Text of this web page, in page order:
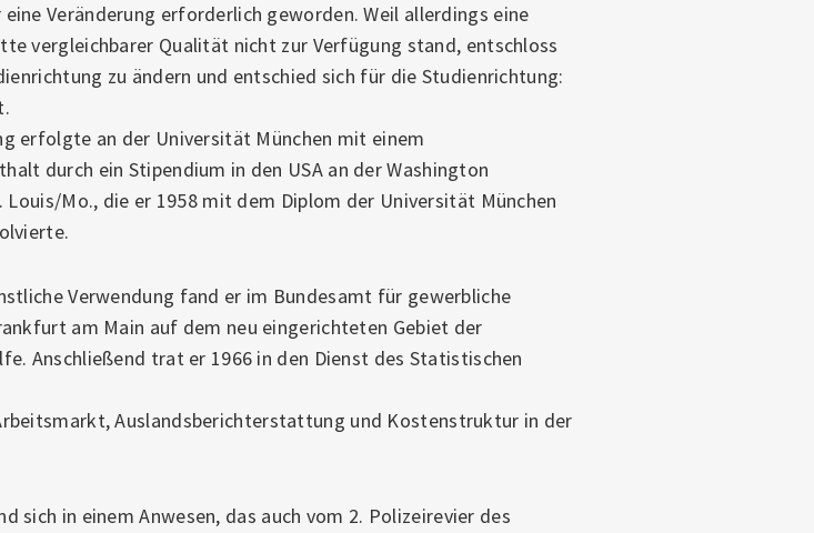
Veränderung erforderlich geworden. Weil allerdings eine
vergleichbarer Qualität nicht zur Verfügung stand, entschloss
zu ändern und entschied sich für die Studienrichtung:
erfolgte an der Universität München mit einem
durch ein Stipendium in den USA an der Washington
Louis/Mo., die er 1958 mit dem Diplom der Universität München
Verwendung fand er im Bundesamt für gewerbliche
am Main auf dem neu eingerichteten Gebiet der
Anschließend trat er 1966 in den Dienst des Statistischen
Auslandsberichterstattung und Kostenstruktur in der
sich in einem Anwesen, das auch vom 2. Polizeirevier des